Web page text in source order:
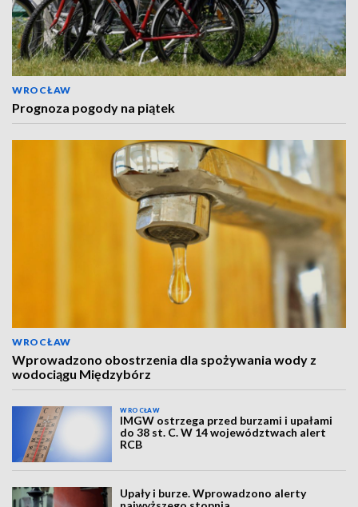
WROCŁAW
Prognoza pogody na piątek
WROCŁAW
Wprowadzono obostrzenia dla spożywania wody z
wodociągu Międzybórz
WROCŁAW
IMGW ostrzega przed burzami i upałami
do 38 st. C. W 14 województwach alert
RCB
Upały i burze. Wprowadzono alerty